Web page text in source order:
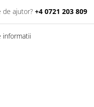
de ajutor? +4 0721 203 809
informatii